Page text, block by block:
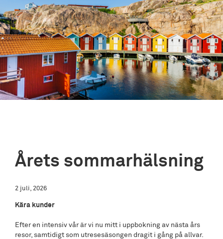
Årets sommarhälsning
2 juli, 2026
Kära kunder
Efter en intensiv vår är vi nu mitt i uppbokning av nästa års
resor, samtidigt som utresesäsongen dragit i gång på allvar.